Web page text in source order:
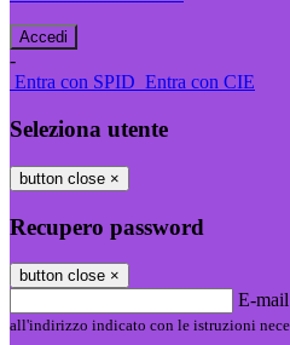
-
Entra con SPID Entra con CIE
Seleziona utente
button close ×
Recupero password
button close ×
E-mail
all'indirizzo indicato con le istruzioni